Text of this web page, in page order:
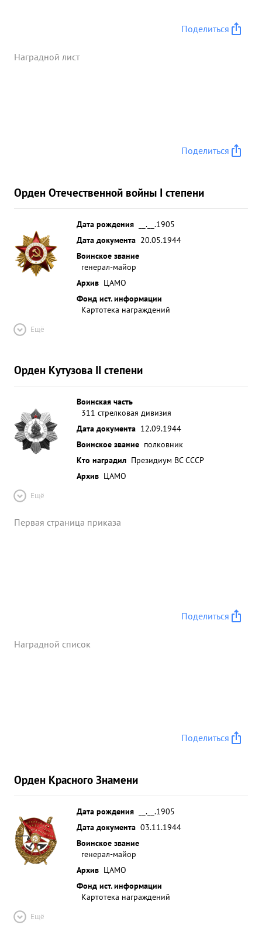
Поделиться
Наградной лист
Поделиться
Орден Отечественной войны I степени
Дата рождения
__.__.1905
Дата документа 20.05.1944
Воинское звание
генерал-майор
Архив ЦАМО
Фонд ист. информации
Картотека награждений
Ещё
Орден Кутузова II степени
Воинская часть
311 стрелковая дивизия
Дата документа 12.09.1944
Воинское звание полковник
Кто наградил Президиум ВС СССР
Архив ЦАМО
Ещё
Первая страница приказа
Поделиться
Наградной список
Поделиться
Орден Красного Знамени
Дата рождения
__.__.1905
Дата документа 03.11.1944
Воинское звание
генерал-майор
Архив ЦАМО
Фонд ист. информации
Картотека награждений
Ещё